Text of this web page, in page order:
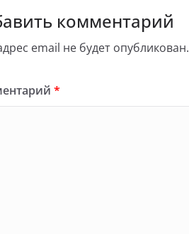
комментарий
email не будет опубликован.
*